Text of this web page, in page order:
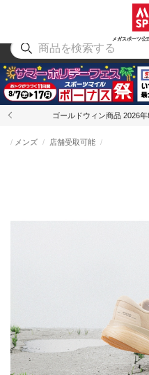
メガスポーツ公
アウトドア
ゴールドウィン商品 2026
メンズ 店舗受取可能